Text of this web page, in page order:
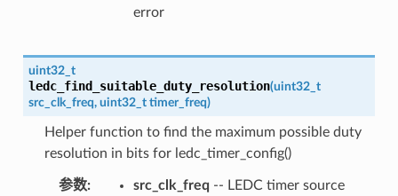
error
uint32_t
ledc_find_suitable_duty_resolution(uint32_t
src_clk_freq, uint32_t timer_freq)
Helper function to find the maximum possible duty
resolution in bits for ledc_timer_config()
参数: src_clk_freq -- LEDC timer source